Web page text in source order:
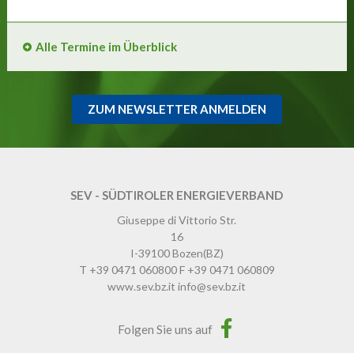
Alle Termine im Überblick
ZUM NEWSLETTER ANMELDEN
SEV - SÜDTIROLER ENERGIEVERBAND
Giuseppe di Vittorio Str.
16
I-39100Bozen(BZ)
T +39 0471 060800F +39 0471 060809
www.sev.bz.it info@sev.bz.it
Folgen Sie uns auf